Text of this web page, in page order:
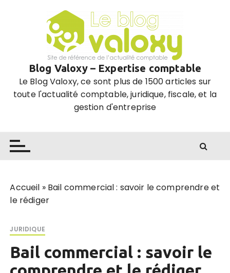
Blog Valoxy – Expertise comptable
Le Blog Valoxy, ce sont plus de 1500 articles sur
toute l'actualité comptable, juridique, fiscale, et la
gestion d'entreprise
Accueil » Bail commercial : savoir le comprendre et
le rédiger
JURIDIQUE
Bail commercial : savoir le